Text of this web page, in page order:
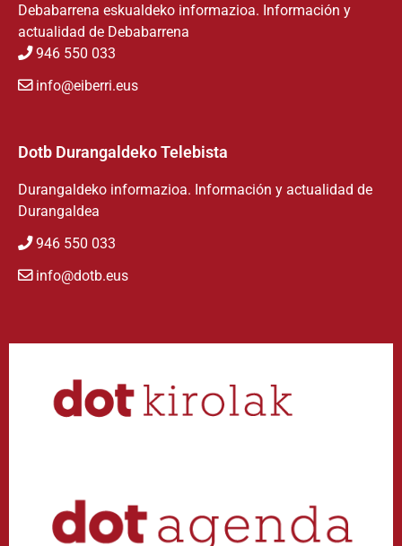
Debabarrena eskualdeko informazioa. Información y
actualidad de Debabarrena
946 550 033
info@eiberri.eus
Dotb Durangaldeko Telebista
Durangaldeko informazioa. Información y actualidad de
Durangaldea
946 550 033
info@dotb.eus